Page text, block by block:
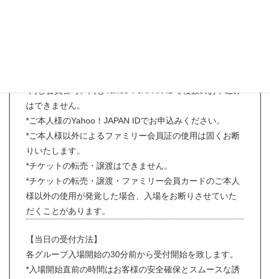
*同じ会員番号、同じYahoo！JAPAN IDで複数のお申込み
はできません。
*ご本人様のYahoo！JAPAN IDでお申込みください。
*ご本人様以外によるファミリー会員証の使用は固くお断
りいたします。
*チケットの転売・譲渡はできません。
*チケットの転売・譲渡・ファミリー会員カードのご本人
様以外の使用が発覚した場合、入場をお断りさせていた
だくことがあります。
【当日の受付方法】
各グループ入場開始の30分前から受付開始を致します。
*入場開始直前の時間はお客様の安全確保とスムースな誘